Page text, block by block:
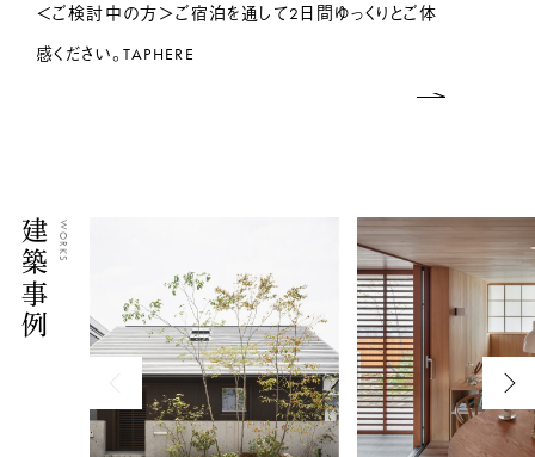
＜ご検討中の方＞ご宿泊を通して2日間ゆっくりとご体
感ください。TAPHERE
建築事例 WORKS